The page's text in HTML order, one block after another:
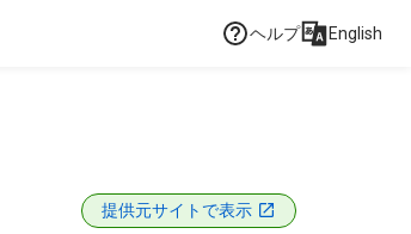
ヘルプ English
提供元サイトで表示